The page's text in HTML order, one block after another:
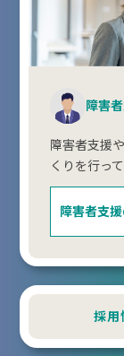
障害
障害者支援
くりを行っ
障害者支
採用